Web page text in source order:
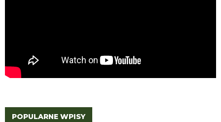
POPULARNE WPISY